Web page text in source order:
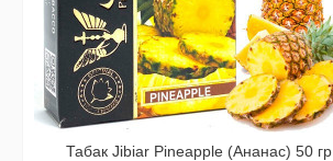
Табак Jibiar Pineapple (Ананас) 50 гр